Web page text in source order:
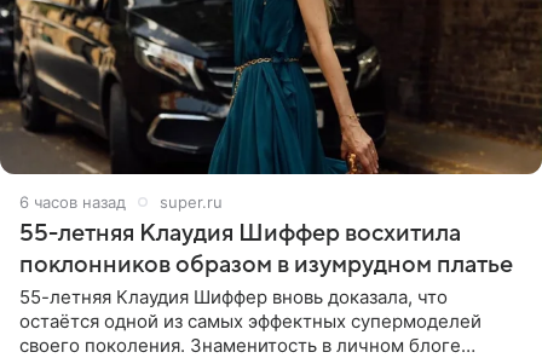
6 часов назад super.ru
55-летняя Клаудия Шиффер восхитила
поклонников образом в изумрудном платье
55-летняя Клаудия Шиффер вновь доказала, что
остаётся одной из самых эффектных супермоделей
своего поколения. Знаменитость в личном блоге